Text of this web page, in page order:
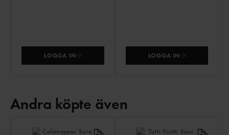
LOGGA IN LOGGA IN
Andra köpte även